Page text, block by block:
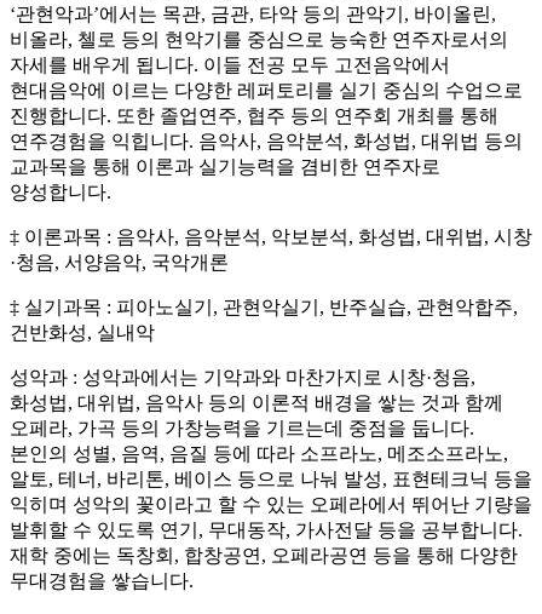
‘관현악과’에서는 목관, 금관, 타악 등의 관악기, 바이올린,
비올라, 첼로 등의 현악기를 중심으로 능숙한 연주자로서의
자세를 배우게 됩니다. 이들 전공 모두 고전음악에서
현대음악에 이르는 다양한 레퍼토리를 실기 중심의 수업으로
진행합니다. 또한 졸업연주, 협주 등의 연주회 개최를 통해
연주경험을 익힙니다. 음악사, 음악분석, 화성법, 대위법 등의
교과목을 통해 이론과 실기능력을 겸비한 연주자로
양성합니다.
‡ 이론과목 : 음악사, 음악분석, 악보분석, 화성법, 대위법, 시창
·청음, 서양음악, 국악개론
‡ 실기과목 : 피아노실기, 관현악실기, 반주실습, 관현악합주,
건반화성, 실내악
성악과 : 성악과에서는 기악과와 마찬가지로 시창·청음,
화성법, 대위법, 음악사 등의 이론적 배경을 쌓는 것과 함께
오페라, 가곡 등의 가창능력을 기르는데 중점을 둡니다.
본인의 성별, 음역, 음질 등에 따라 소프라노, 메조소프라노,
알토, 테너, 바리톤, 베이스 등으로 나눠 발성, 표현테크닉 등을
익히며 성악의 꽃이라고 할 수 있는 오페라에서 뛰어난 기량을
발휘할 수 있도록 연기, 무대동작, 가사전달 등을 공부합니다.
재학 중에는 독창회, 합창공연, 오페라공연 등을 통해 다양한
무대경험을 쌓습니다.